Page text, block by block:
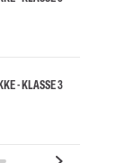
- KLASSE 3